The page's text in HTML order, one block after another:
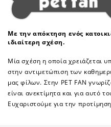
Με την απόκτηση ενός
ιδιαίτερη σχέση.
Μία σχέση η οποία χρειάζεται
στην αντιμετώπιση των
μας φίλων. Στην PET FAN
είναι ανεκτίμητα και για αυτό
Ευχαριστούμε για την